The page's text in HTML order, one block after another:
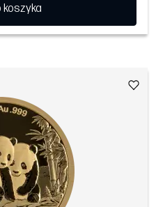
koszyka